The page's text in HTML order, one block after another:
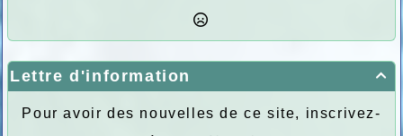

Lettre d'information
Pour avoir des nouvelles de ce site, inscrivez-